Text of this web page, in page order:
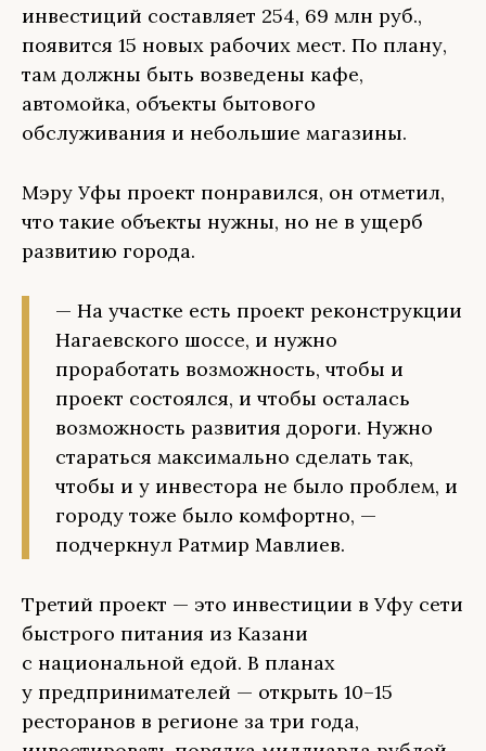
инвестиций составляет 254, 69 млн руб.,
появится 15 новых рабочих мест. По плану,
там должны быть возведены кафе,
автомойка, объекты бытового
обслуживания и небольшие магазины.
Мэру Уфы проект понравился, он отметил,
что такие объекты нужны, но не в ущерб
развитию города.
— На участке есть проект реконструкции
Нагаевского шоссе, и нужно
проработать возможность, чтобы и
проект состоялся, и чтобы осталась
возможность развития дороги. Нужно
стараться максимально сделать так,
чтобы и у инвестора не было проблем, и
городу тоже было комфортно, —
подчеркнул Ратмир Мавлиев.
Третий проект — это инвестиции в Уфу сети
быстрого питания из Казани
с национальной едой. В планах
у предпринимателей — открыть 10–15
ресторанов в регионе за три года,